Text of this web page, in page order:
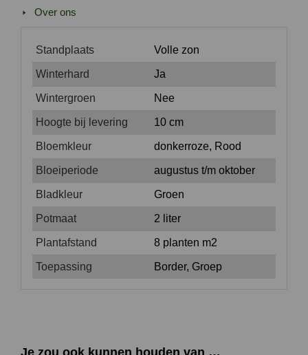
Over ons
Standplaats Volle zon
Winterhard Ja
Wintergroen Nee
Hoogte bij levering 10 cm
Bloemkleur donkerroze, Rood
Bloeiperiode augustus t/m oktober
Bladkleur Groen
Potmaat 2 liter
Plantafstand 8 planten m2
Toepassing Border, Groep